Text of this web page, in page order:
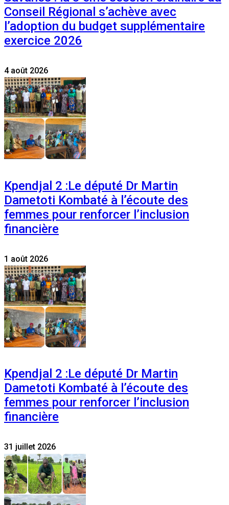
Conseil Régional s’achève avec
l’adoption du budget supplémentaire
exercice 2026
4 août 2026
Kpendjal 2 :Le député Dr Martin
Dametoti Kombaté à l’écoute des
femmes pour renforcer l’inclusion
financière
1 août 2026
Kpendjal 2 :Le député Dr Martin
Dametoti Kombaté à l’écoute des
femmes pour renforcer l’inclusion
financière
31 juillet 2026